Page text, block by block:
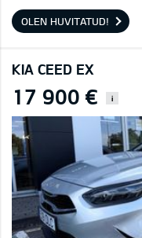
OLEN HUVITATUD!
KIA CEED EX
17 900 € i